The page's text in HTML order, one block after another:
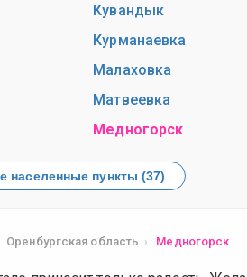
Кувандык
Курманаевка
Малаховка
Матвеевка
Медногорск
населенные пункты (37)
Оренбургская область Медногорск